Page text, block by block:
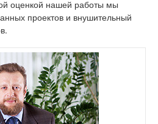
оценкой нашей работы мы
проектов и внушительный